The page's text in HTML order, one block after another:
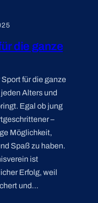
die ganze
für die ganze
Alters und
Egal ob jung
–
Möglichkeit,
Spaß zu haben.
ist
Erfolg, weil
und…